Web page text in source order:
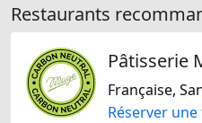
Restaurants
Pâtisserie
Française,
Réserver